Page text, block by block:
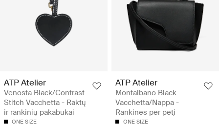
ATP Atelier
Venosta Black/Contrast
Stitch Vacchetta - Raktų
ir rankinių pakabukai
ONE SIZE
ATP Atelier
Montalbano Black
Vacchetta/Nappa -
Rankinės per petį
ONE SIZE